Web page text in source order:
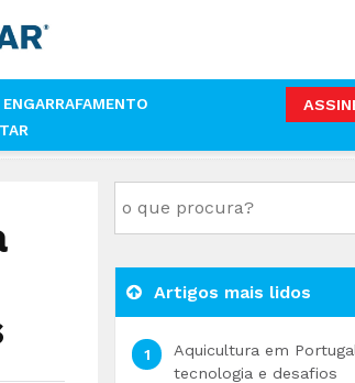
CERTIFICAÇÕES AMBIENTAIS E SOCIAIS
Artigos mais lidos
Aquicultura em
tecnologia e desafios